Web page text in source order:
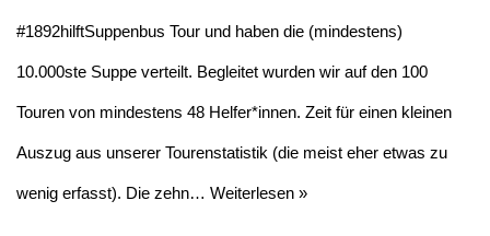
#1892hilftSuppenbus Tour und haben die (mindestens)
10.000ste Suppe verteilt. Begleitet wurden wir auf den 100
Touren von mindestens 48 Helfer*innen. Zeit für einen kleinen
Auszug aus unserer Tourenstatistik (die meist eher etwas zu
wenig erfasst). Die zehn… Weiterlesen »